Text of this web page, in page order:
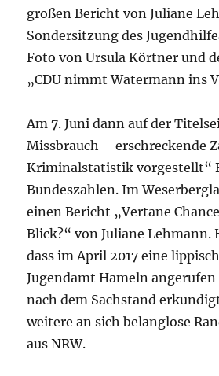
großen Bericht von Juliane
Sondersitzung des
Foto von Ursula Körtner und
„CDU nimmt Watermann ins
Am 7. Juni dann auf der
Missbrauch – erschreckende
Kriminalstatistik vorgestellt“
Bundeszahlen. Im
einen Bericht „Vertane
Blick?“ von Juliane
dass im April 2017 eine
Jugendamt Hameln angerufen
nach dem Sachstand
weitere an sich belanglose
aus NRW.